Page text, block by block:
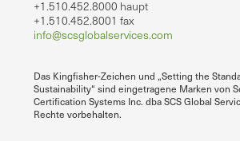
+1.510.452.8000 haupt
+1.510.452.8001 fax
info@scsglobalservices.com
Das Kingfisher-Zeichen und „Setting the
Sustainability“ sind eingetragene Marken von
Certification Systems Inc. dba SCS Global
Rechte vorbehalten.